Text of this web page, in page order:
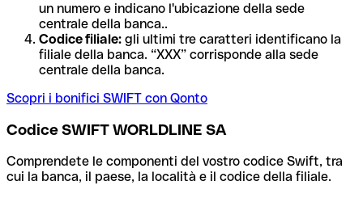
un numero e indicano l'ubicazione della sede
centrale della banca..
Codice filiale: gli ultimi tre caratteri identificano la
filiale della banca. “XXX” corrisponde alla sede
centrale della banca.
Scopri i bonifici SWIFT con Qonto
Codice SWIFT WORLDLINE SA
Comprendete le componenti del vostro codice Swift, tra
cui la banca, il paese, la località e il codice della filiale.